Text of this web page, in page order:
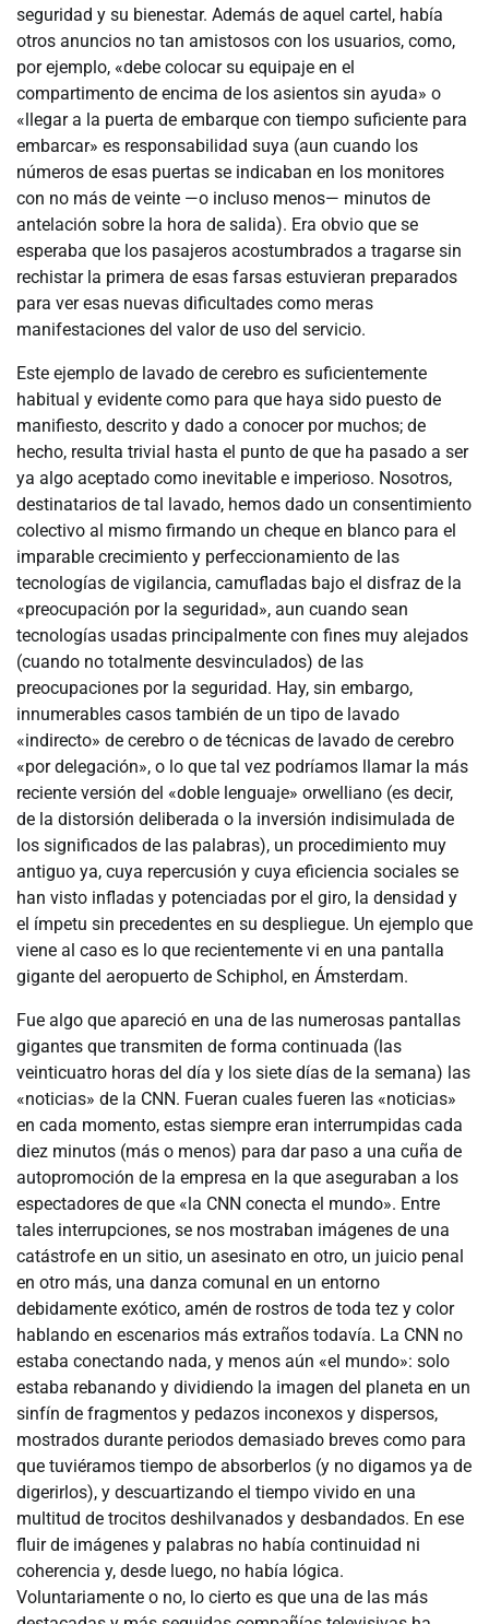
seguridad y su bienestar. Además de aquel cartel, había
otros anuncios no tan amistosos con los usuarios, como,
por ejemplo, «debe colocar su equipaje en el
compartimento de encima de los asientos sin ayuda» o
«llegar a la puerta de embarque con tiempo suficiente para
embarcar» es responsabilidad suya (aun cuando los
números de esas puertas se indicaban en los monitores
con no más de veinte —o incluso menos— minutos de
antelación sobre la hora de salida). Era obvio que se
esperaba que los pasajeros acostumbrados a tragarse sin
rechistar la primera de esas farsas estuvieran preparados
para ver esas nuevas dificultades como meras
manifestaciones del valor de uso del servicio.
Este ejemplo de lavado de cerebro es suficientemente
habitual y evidente como para que haya sido puesto de
manifiesto, descrito y dado a conocer por muchos; de
hecho, resulta trivial hasta el punto de que ha pasado a ser
ya algo aceptado como inevitable e imperioso. Nosotros,
destinatarios de tal lavado, hemos dado un consentimiento
colectivo al mismo firmando un cheque en blanco para el
imparable crecimiento y perfeccionamiento de las
tecnologías de vigilancia, camufladas bajo el disfraz de la
«preocupación por la seguridad», aun cuando sean
tecnologías usadas principalmente con fines muy alejados
(cuando no totalmente desvinculados) de las
preocupaciones por la seguridad. Hay, sin embargo,
innumerables casos también de un tipo de lavado
«indirecto» de cerebro o de técnicas de lavado de cerebro
«por delegación», o lo que tal vez podríamos llamar la más
reciente versión del «doble lenguaje» orwelliano (es decir,
de la distorsión deliberada o la inversión indisimulada de
los significados de las palabras), un procedimiento muy
antiguo ya, cuya repercusión y cuya eficiencia sociales se
han visto infladas y potenciadas por el giro, la densidad y
el ímpetu sin precedentes en su despliegue. Un ejemplo que
viene al caso es lo que recientemente vi en una pantalla
gigante del aeropuerto de Schiphol, en Ámsterdam.
Fue algo que apareció en una de las numerosas pantallas
gigantes que transmiten de forma continuada (las
veinticuatro horas del día y los siete días de la semana) las
«noticias» de la CNN. Fueran cuales fueren las «noticias»
en cada momento, estas siempre eran interrumpidas cada
diez minutos (más o menos) para dar paso a una cuña de
autopromoción de la empresa en la que aseguraban a los
espectadores de que «la CNN conecta el mundo». Entre
tales interrupciones, se nos mostraban imágenes de una
catástrofe en un sitio, un asesinato en otro, un juicio penal
en otro más, una danza comunal en un entorno
debidamente exótico, amén de rostros de toda tez y color
hablando en escenarios más extraños todavía. La CNN no
estaba conectando nada, y menos aún «el mundo»: solo
estaba rebanando y dividiendo la imagen del planeta en un
sinfín de fragmentos y pedazos inconexos y dispersos,
mostrados durante periodos demasiado breves como para
que tuviéramos tiempo de absorberlos (y no digamos ya de
digerirlos), y descuartizando el tiempo vivido en una
multitud de trocitos deshilvanados y desbandados. En ese
fluir de imágenes y palabras no había continuidad ni
coherencia y, desde luego, no había lógica.
Voluntariamente o no, lo cierto es que una de las más